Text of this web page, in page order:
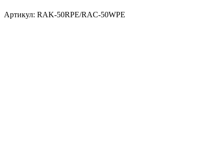
Артикул: RAK-50RPE/RAC-50WPE